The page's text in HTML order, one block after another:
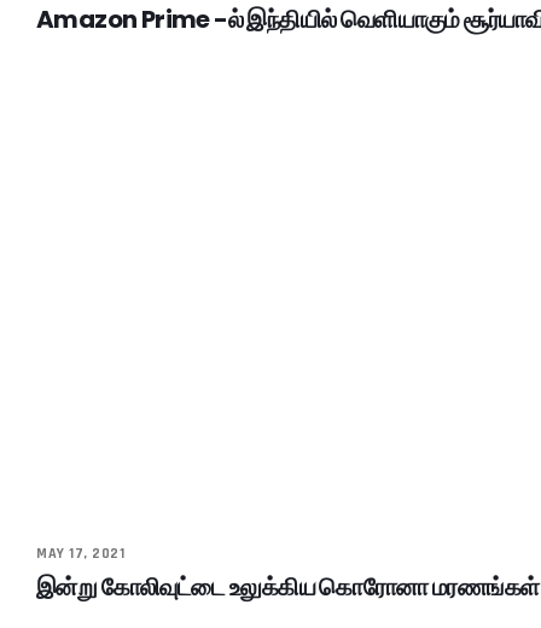
Amazon Prime -ல் இந்தியில் வெளியாகும்
MAY 17, 2021
இன்று கோலிவுட்டை உலுக்கிய கொரோனா மரணங்கள்